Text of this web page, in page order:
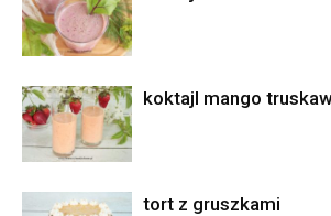
koktajl mango
tort z gruszkami